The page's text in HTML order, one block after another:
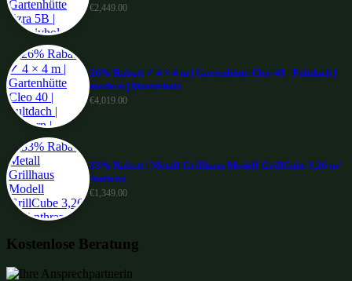
€2,449.00
26% Rabatt ✓ 4 × 4 m | Gartenhütte Cleo 40 | Pultdach |
modern | Massivholz
€4,019.00
33% Rabatt ! Metall Grillhaus Modell GrillCube 3,26 m²
Anthraz
€1,349.00
Kostenlose Beratung